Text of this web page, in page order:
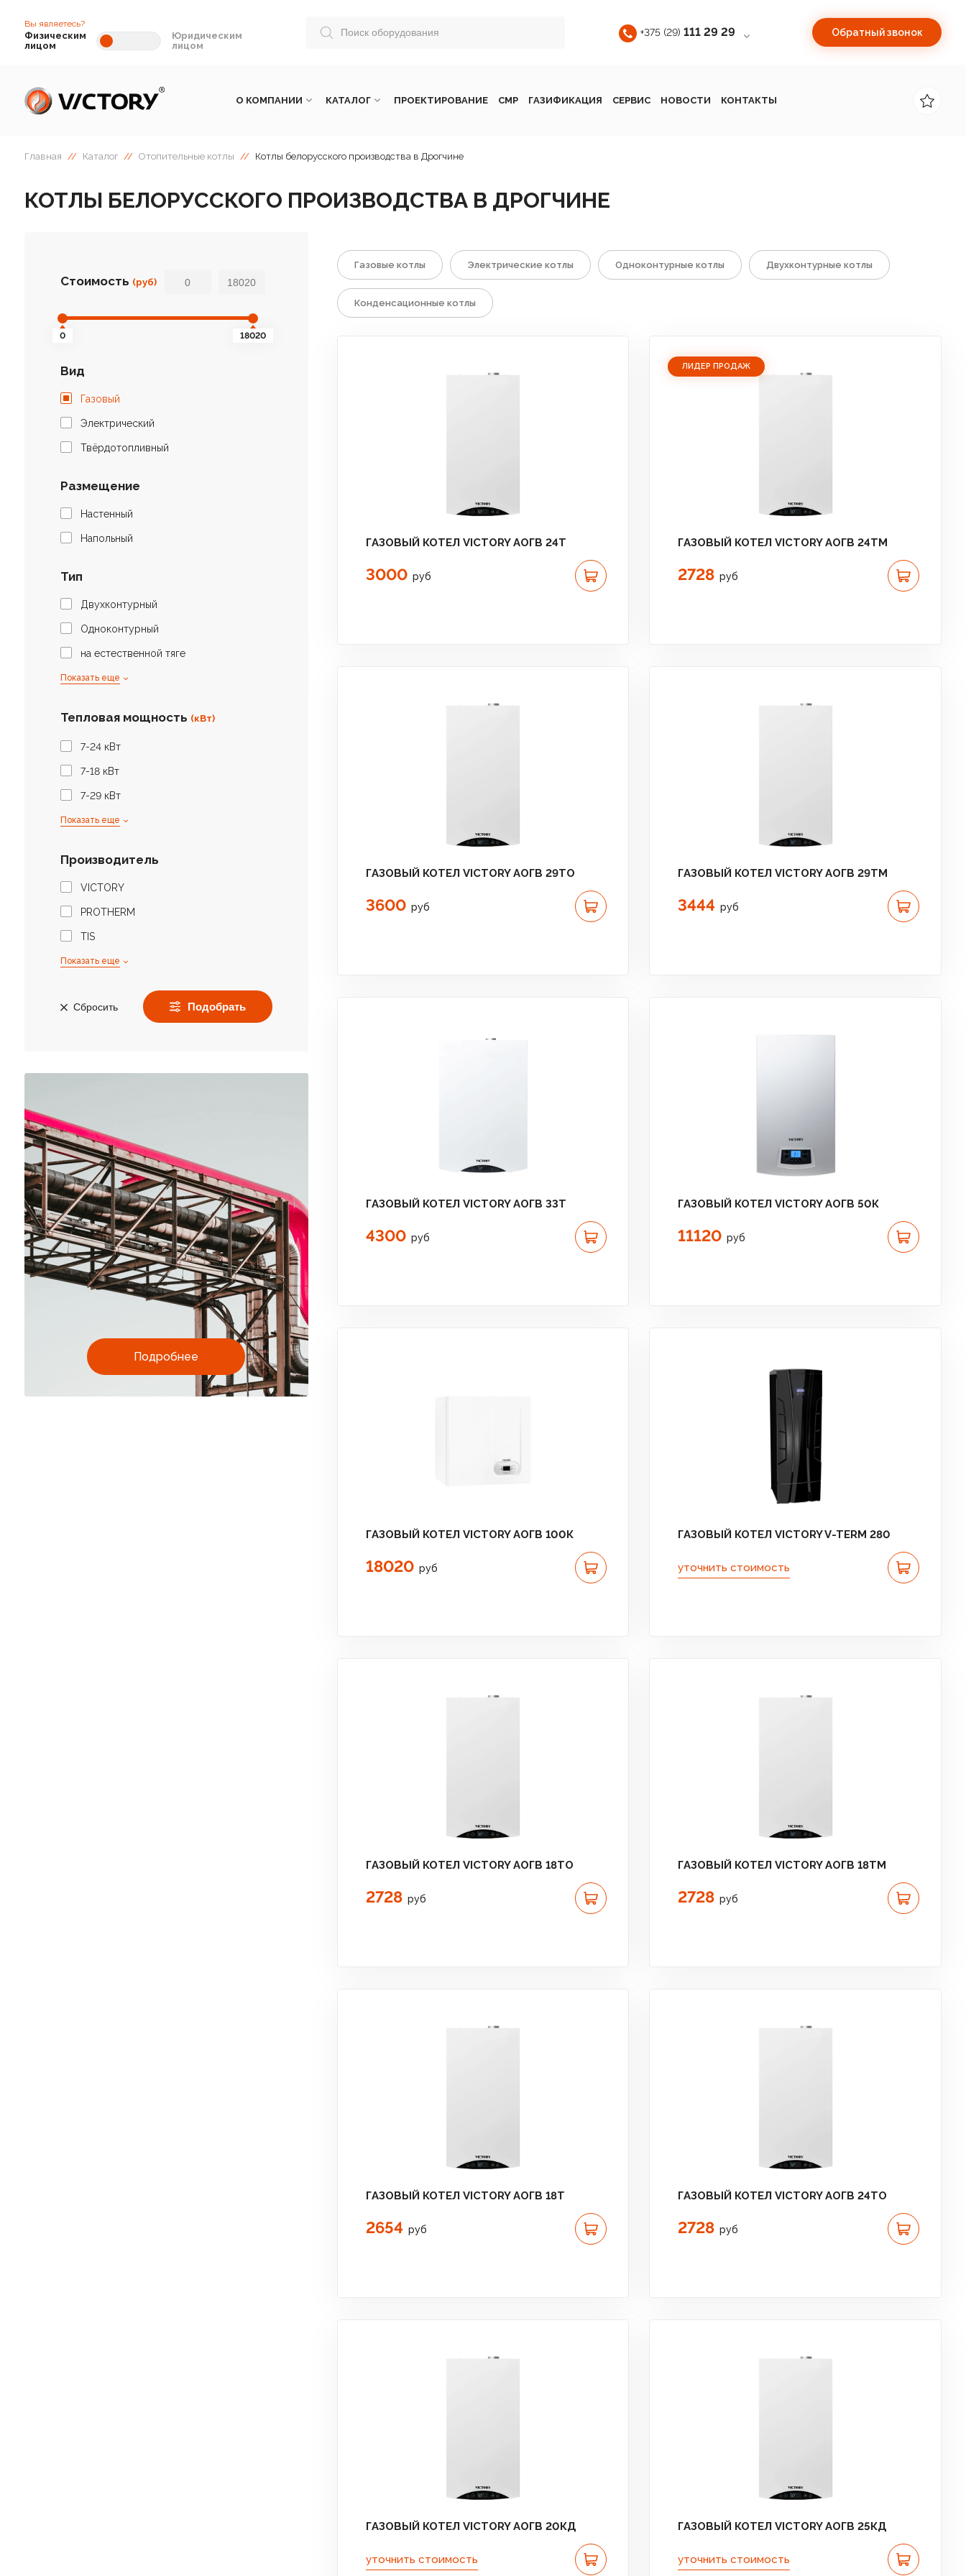
Вы являетесь?
Физическим
лицом
Юридическим
лицом
+375 (29) 111 29 29 Обратный звонок
О КОМПАНИИ КАТАЛОГ ПРОЕКТИРОВАНИЕ СМР ГАЗИФИКАЦИЯ СЕРВИС НОВОСТИ КОНТАКТЫ
Главная // Каталог // Отопительные котлы // Котлы белорусского производства в Дрогчине
КОТЛЫ БЕЛОРУССКОГО ПРОИЗВОДСТВА В ДРОГЧИНЕ
Стоимость (руб)
0 18020
Вид
Газовый
Электрический
Твёрдотопливный
Размещение
Настенный
Напольный
Тип
Двухконтурный
Одноконтурный
на естественной тяге
Показать еще
Тепловая мощность (кВт)
7-24 кВт
7-18 кВт
7-29 кВт
Показать еще
Производитель
VICTORY
PROTHERM
TIS
Показать еще
Сбросить Подобрать
Подробнее
Газовые котлы Электрические котлы Одноконтурные котлы Двухконтурные котлы
Конденсационные котлы
ГАЗОВЫЙ КОТЕЛ VICTORY АОГВ 24T
3000 руб
ЛИДЕР ПРОДАЖ
ГАЗОВЫЙ КОТЕЛ VICTORY АОГВ 24TM
2728 руб
ГАЗОВЫЙ КОТЕЛ VICTORY АОГВ 29TO
3600 руб
ГАЗОВЫЙ КОТЕЛ VICTORY АОГВ 29TM
3444 руб
ГАЗОВЫЙ КОТЕЛ VICTORY АОГВ 33T
4300 руб
ГАЗОВЫЙ КОТЕЛ VICTORY АОГВ 50К
11120 руб
ГАЗОВЫЙ КОТЕЛ VICTORY АОГВ 100К
18020 руб
ГАЗОВЫЙ КОТЕЛ VICTORY V-TERM 280
уточнить стоимость
ГАЗОВЫЙ КОТЕЛ VICTORY АОГВ 18TО
2728 руб
ГАЗОВЫЙ КОТЕЛ VICTORY АОГВ 18TМ
2728 руб
ГАЗОВЫЙ КОТЕЛ VICTORY АОГВ 18T
2654 руб
ГАЗОВЫЙ КОТЕЛ VICTORY АОГВ 24TО
2728 руб
ГАЗОВЫЙ КОТЕЛ VICTORY АОГВ 20КД
уточнить стоимость
ГАЗОВЫЙ КОТЕЛ VICTORY АОГВ 25КД
уточнить стоимость